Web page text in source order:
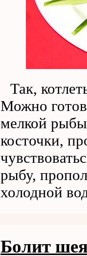
Так,
Можно
мелкой
косточки,
рыбу,
холодной
Болит